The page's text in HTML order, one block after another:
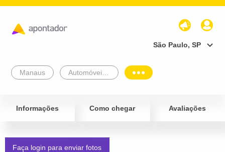
São Paulo, SP
Manaus
Informações Como chegar Avaliações
Faça login para enviar fotos